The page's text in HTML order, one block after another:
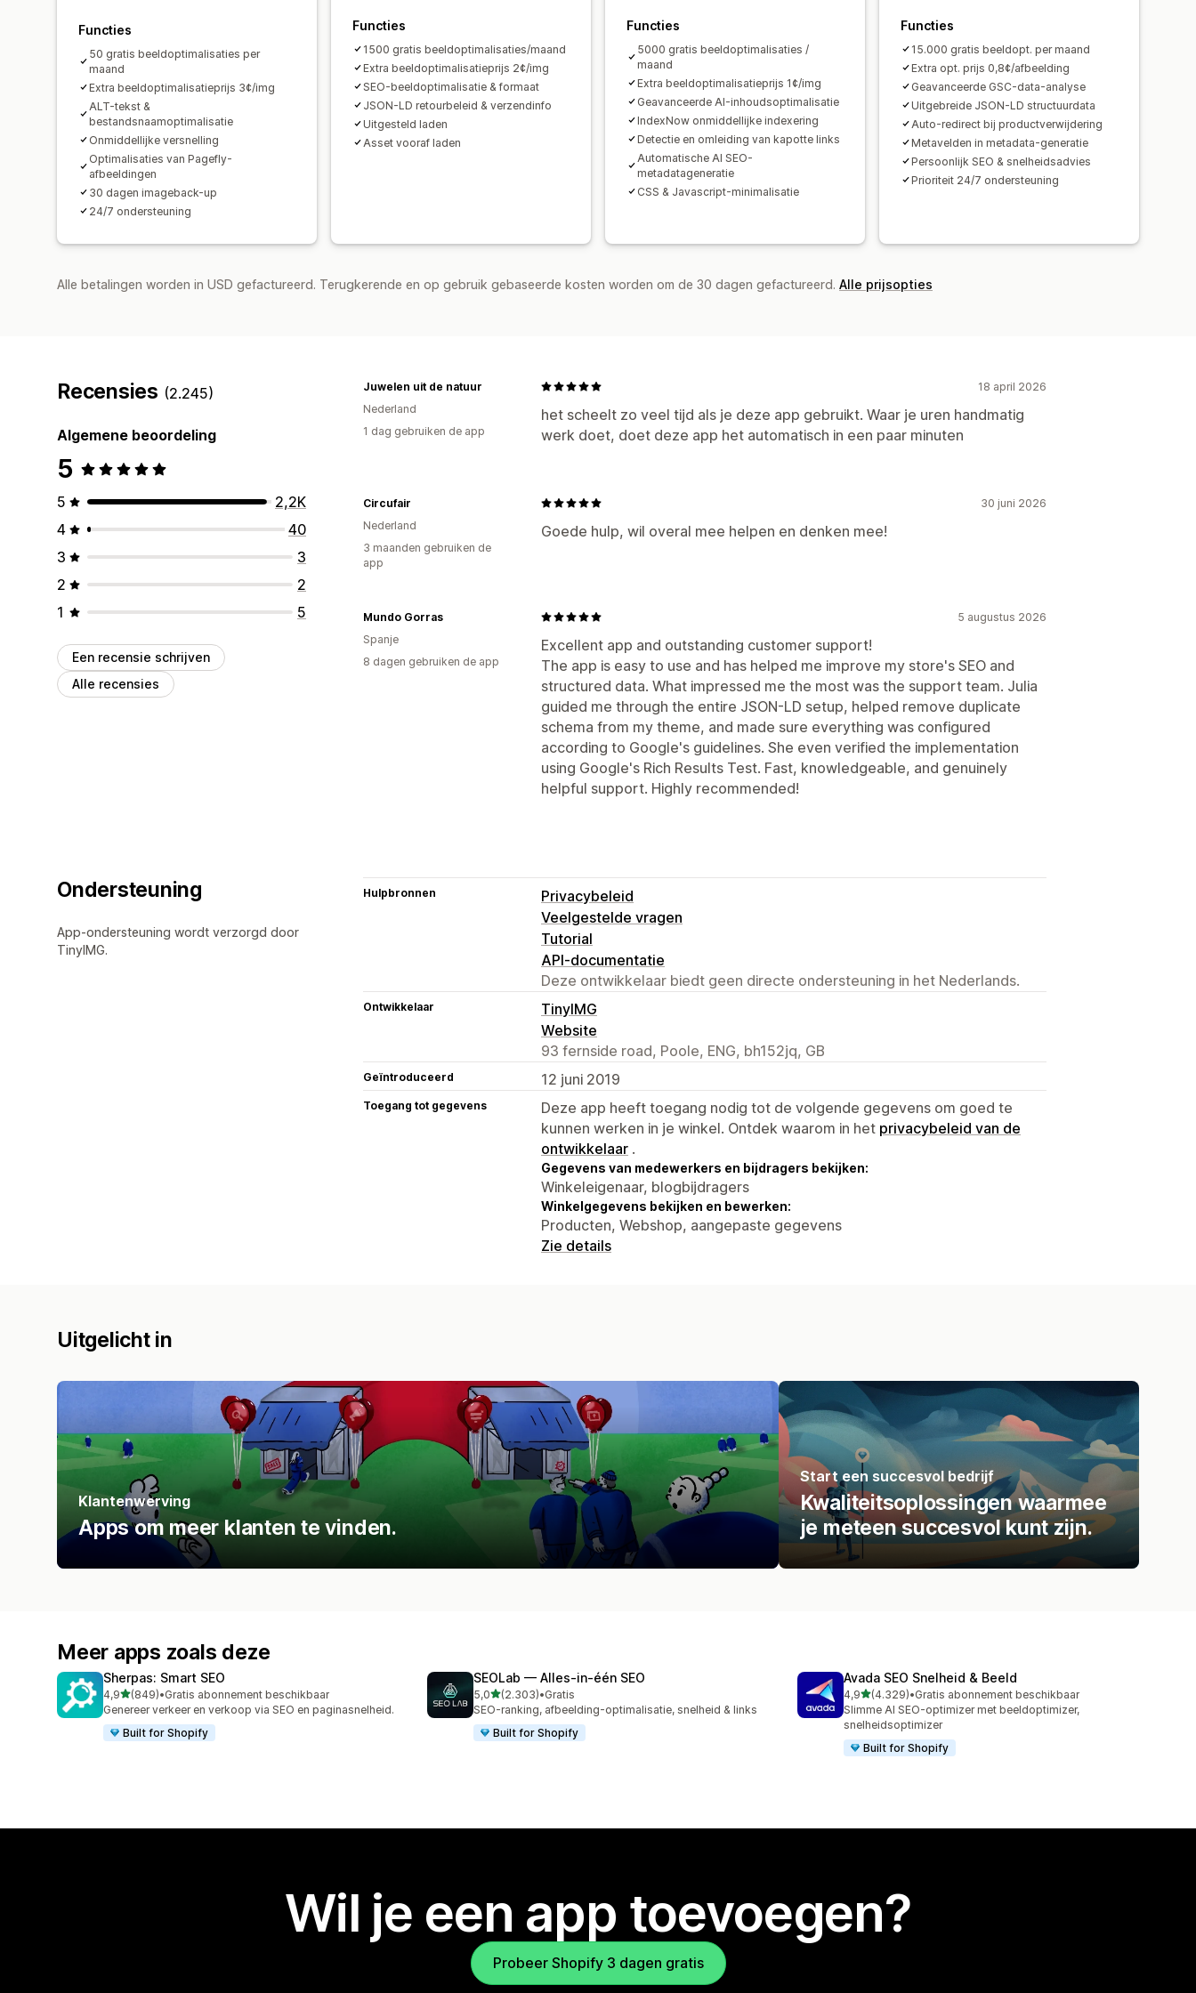
Functies
50 gratis beeldoptimalisaties per
maand
Extra beeldoptimalisatieprijs 3¢/img
ALT-tekst &
bestandsnaamoptimalisatie
Onmiddellijke versnelling
Optimalisaties van Pagefly-
afbeeldingen
30 dagen imageback-up
24/7 ondersteuning
Functies
1500 gratis beeldoptimalisaties/maand
Extra beeldoptimalisatieprijs 2¢/img
SEO-beeldoptimalisatie & formaat
JSON-LD retourbeleid & verzendinfo
Uitgesteld laden
Asset vooraf laden
Functies
5000 gratis beeldoptimalisaties /
maand
Extra beeldoptimalisatieprijs 1¢/img
Geavanceerde AI-inhoudsoptimalisatie
IndexNow onmiddellijke indexering
Detectie en omleiding van kapotte links
Automatische AI SEO-
metadatageneratie
CSS & Javascript-minimalisatie
Functies
15.000 gratis beeldopt. per maand
Extra opt. prijs 0,8¢/afbeelding
Geavanceerde GSC-data-analyse
Uitgebreide JSON-LD structuurdata
Auto-redirect bij productverwijdering
Metavelden in metadata-generatie
Persoonlijk SEO & snelheidsadvies
Prioriteit 24/7 ondersteuning
Alle betalingen worden in USD gefactureerd. Terugkerende en op gebruik gebaseerde kosten worden om de 30 dagen gefactureerd. Alle prijsopties
Recensies (2.245)
Algemene beoordeling
5
5
2,2K
4
40
3
3
2
2
1
5
Een recensie schrijven
Alle recensies
18 april 2026
het scheelt zo veel tijd als je deze app gebruikt. Waar je uren handmatig
werk doet, doet deze app het automatisch in een paar minuten
Juwelen uit de natuur
Nederland
1 dag gebruiken de app
30 juni 2026
Goede hulp, wil overal mee helpen en denken mee!
Circufair
Nederland
3 maanden gebruiken de
app
5 augustus 2026
Excellent app and outstanding customer support!
The app is easy to use and has helped me improve my store's SEO and
structured data. What impressed me the most was the support team. Julia
guided me through the entire JSON-LD setup, helped remove duplicate
schema from my theme, and made sure everything was configured
according to Google's guidelines. She even verified the implementation
using Google's Rich Results Test. Fast, knowledgeable, and genuinely
helpful support. Highly recommended!
Mundo Gorras
Spanje
8 dagen gebruiken de app
Ondersteuning
App-ondersteuning wordt verzorgd door
TinyIMG.
Hulpbronnen
Privacybeleid
Veelgestelde vragen
Tutorial
API-documentatie
Deze ontwikkelaar biedt geen directe ondersteuning in het Nederlands.
Ontwikkelaar
TinyIMG
Website
93 fernside road, Poole, ENG, bh152jq, GB
Geïntroduceerd 12 juni 2019
Toegang tot gegevens
Deze app heeft toegang nodig tot de volgende gegevens om goed te
kunnen werken in je winkel. Ontdek waarom in het privacybeleid van de
ontwikkelaar .
Gegevens van medewerkers en bijdragers bekijken:
Winkeleigenaar, blogbijdragers
Winkelgegevens bekijken en bewerken:
Producten, Webshop, aangepaste gegevens
Zie details
Uitgelicht in
Klantenwerving
Apps om meer klanten te vinden.
Start een succesvol bedrijf
Kwaliteitsoplossingen waarmee
je meteen succesvol kunt zijn.
Meer apps zoals deze
Sherpas: Smart SEO
4,9van 5 sterren
(849)
849 recensies in totaal
•Gratis abonnement beschikbaar
Genereer verkeer en verkoop via SEO en paginasnelheid.
Built for Shopify
SEOLab — Alles‑in‑één SEO
5,0van 5 sterren
(2.303)
2303 recensies in totaal
•Gratis
SEO-ranking, afbeelding-optimalisatie, snelheid & links
Built for Shopify
Avada SEO Snelheid & Beeld
4,9van 5 sterren
(4.329)
4329 recensies in totaal
•Gratis abonnement beschikbaar
Slimme AI SEO-optimizer met beeldoptimizer,
snelheidsoptimizer
Built for Shopify
Wil je een app toevoegen?
Probeer Shopify 3 dagen gratis